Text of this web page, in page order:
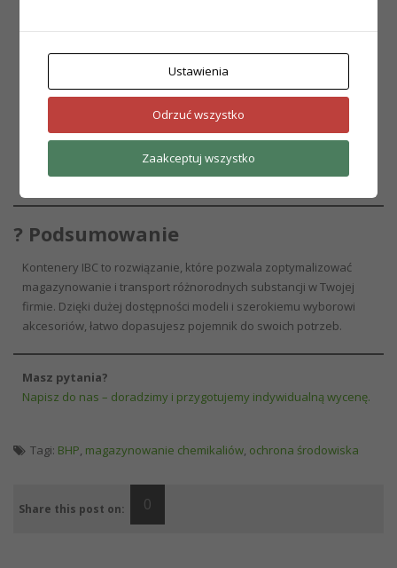
homologacją UN. Oferujemy:
Szybką realizację zamówień
Profesjonalne doradztwo techniczne
Możliwość zamówień jednostkowych i hurtowych
Sprawdź naszą aktualną ofertę
Kontenery IBC w sklepie
Green Service
? Podsumowanie
Kontenery IBC to rozwiązanie, które pozwala zoptymalizować
magazynowanie i transport różnorodnych substancji w Twojej
firmie. Dzięki dużej dostępności modeli i szerokiemu wyborowi
akcesoriów, łatwo dopasujesz pojemnik do swoich potrzeb.
Masz pytania?
Napisz do nas – doradzimy i przygotujemy indywidualną wycenę.
Tagi: BHP, magazynowanie chemikaliów, ochrona środowiska
Share this post on: 0
Ustawienia
Odrzuć wszystko
Zaakceptuj wszystko